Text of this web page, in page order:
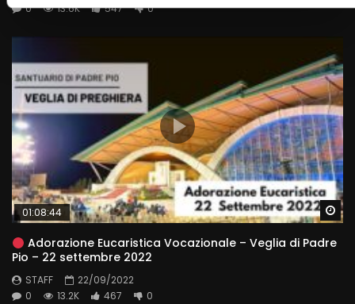
0
13.6K 547 0
01:08:44
Adorazione Eucaristica Vocazionale – Veglia di Padre
Pio – 22 settembre 2022
STAFF
22/09/2022
0
13.2K 467 0